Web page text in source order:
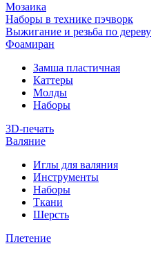
Мозаика
Наборы в технике пэчворк
Выжигание и резьба по дереву
Фоамиран
Замша пластичная
Каттеры
Молды
Наборы
3D-печать
Валяние
Иглы для валяния
Инструменты
Наборы
Ткани
Шерсть
Плетение